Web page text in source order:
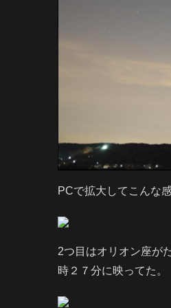
PCで拡大してこんな
2つ目はオリオン座が
時２７分に映ってた。